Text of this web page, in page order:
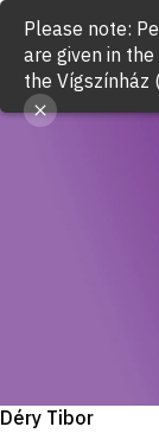
Déry Tibor
Please note:
are given in
the Vígszínház